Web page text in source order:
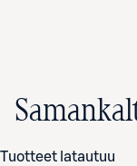
Tuotteet latautuu